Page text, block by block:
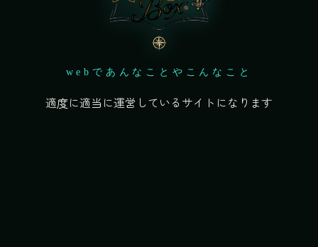
webであんなことやこんなこと
適度に適当に運営しているサイトになります